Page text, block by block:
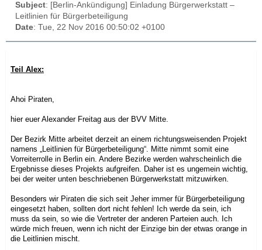
Subject: [Berlin-Ankündigung] Einladung Bürgerwerkstatt –
Leitlinien für Bürgerbeteiligung
Date: Tue, 22 Nov 2016 00:50:02 +0100
Teil Alex:
Ahoi Piraten,
hier euer Alexander Freitag aus der BVV Mitte.
Der Bezirk Mitte arbeitet derzeit an einem richtungsweisenden Projekt
namens „Leitlinien für Bürgerbeteiligung“. Mitte nimmt somit eine
Vorreiterrolle in Berlin ein. Andere Bezirke werden wahrscheinlich die
Ergebnisse dieses Projekts aufgreifen. Daher ist es ungemein wichtig,
bei der weiter unten beschriebenen Bürgerwerkstatt mitzuwirken.
Besonders wir Piraten die sich seit Jeher immer für Bürgerbeteiligung
eingesetzt haben, sollten dort nicht fehlen! Ich werde da sein, ich
muss da sein, so wie die Vertreter der anderen Parteien auch. Ich
würde mich freuen, wenn ich nicht der Einzige bin der etwas orange in
die Leitlinien mischt.